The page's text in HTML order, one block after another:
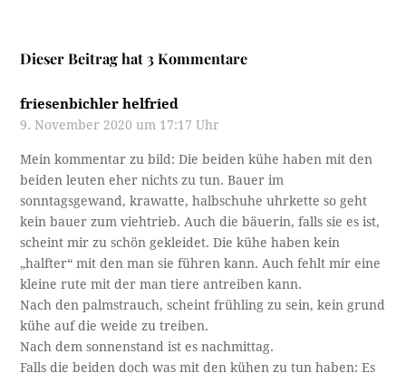
Dieser Beitrag hat 3 Kommentare
friesenbichler helfried
9. November 2020 um 17:17 Uhr
Mein kommentar zu bild: Die beiden kühe haben mit den
beiden leuten eher nichts zu tun. Bauer im
sonntagsgewand, krawatte, halbschuhe uhrkette so geht
kein bauer zum viehtrieb. Auch die bäuerin, falls sie es ist,
scheint mir zu schön gekleidet. Die kühe haben kein
„halfter“ mit den man sie führen kann. Auch fehlt mir eine
kleine rute mit der man tiere antreiben kann.
Nach den palmstrauch, scheint frühling zu sein, kein grund
kühe auf die weide zu treiben.
Nach dem sonnenstand ist es nachmittag.
Falls die beiden doch was mit den kühen zu tun haben: Es